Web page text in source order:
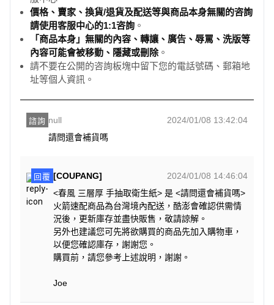
價格、賣家、換貨/退貨及配送等與商品本身無關的咨詢
請使用客服中心的1:1咨詢 。
「商品本身」無關的內容、轉讓、廣告、辱罵、洗版等
內容可能會被移動、隱藏或刪除。
請不要在公開的咨詢板塊中留下您的電話號碼、郵箱地
址等個人資訊。
諮詢 null
2024/01/08 13:42:04
請問還會補貨嗎
回覆 [COUPANG]
2024/01/08 14:46:04
<春風 三層厚 手抽取衛生紙> 是 <請問還會補貨嗎>
火箭速配商品為台灣境內配送，酷澎會確認供需情
況後，更新庫存並盡快販售，敬請諒解。
另外也建議您可先將欲購買的商品先加入購物車，
以便您確認庫存，謝謝您。
購買前，請您參考上述說明，謝謝。
Joe